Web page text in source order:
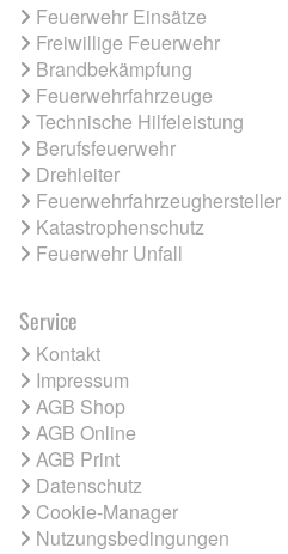
Feuerwehr Einsätze
Freiwillige Feuerwehr
Brandbekämpfung
Feuerwehrfahrzeuge
Technische Hilfeleistung
Berufsfeuerwehr
Drehleiter
Feuerwehrfahrzeughersteller
Katastrophenschutz
Feuerwehr Unfall
Service
Kontakt
Impressum
AGB Shop
AGB Online
AGB Print
Datenschutz
Cookie-Manager
Nutzungsbedingungen